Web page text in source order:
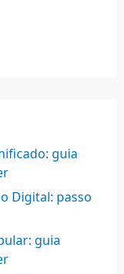
guia
Digital: passo
guia